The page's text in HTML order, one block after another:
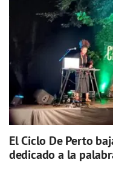
El Ciclo De Perto
dedicado a la